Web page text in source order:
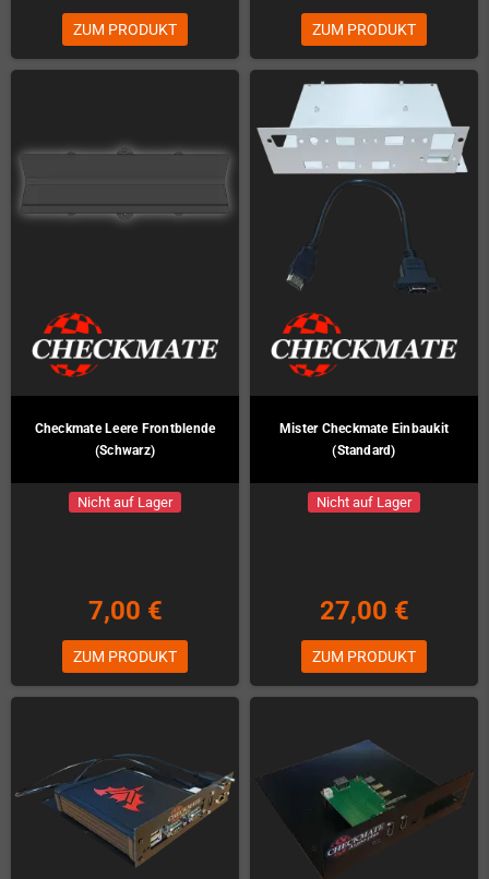
ZUM PRODUKT ZUM PRODUKT
Checkmate Leere Frontblende
(Schwarz)
Nicht auf Lager
7,00 €
ZUM PRODUKT
Mister Checkmate Einbaukit
(Standard)
Nicht auf Lager
27,00 €
ZUM PRODUKT